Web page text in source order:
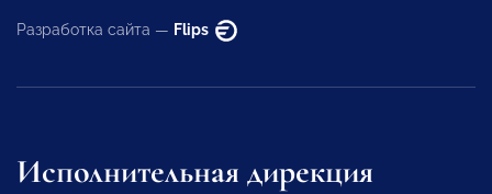
Разработка сайта — Flips
Исполнительная дирекция